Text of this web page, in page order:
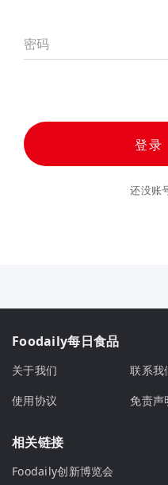
密码
登录
还没账
Foodaily每日食品
关于我们 联系我
使用协议
免责声
相关链接
Foodaily创新博览会